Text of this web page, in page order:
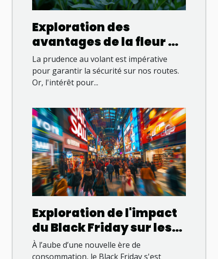
Exploration des
avantages de la fleur de
CBG sans THC pour les
conducteurs
La prudence au volant est impérative
pour garantir la sécurité sur nos routes.
Or, l'intérêt pour...
Exploration de l'impact
du Black Friday sur les
tendances de
À l’aube d’une nouvelle ère de
consommation, le Black Friday s'est